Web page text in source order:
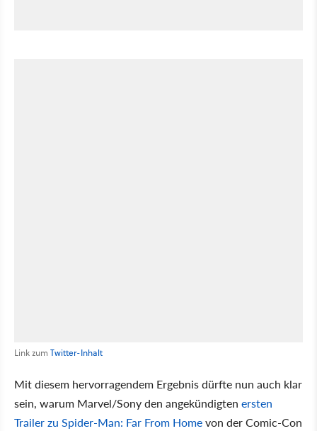
Link zum Twitter-Inhalt
Mit diesem hervorragendem Ergebnis dürfte nun auch klar
sein, warum Marvel/Sony den angekündigten ersten
Trailer zu Spider-Man: Far From Homevon der Comic-Con